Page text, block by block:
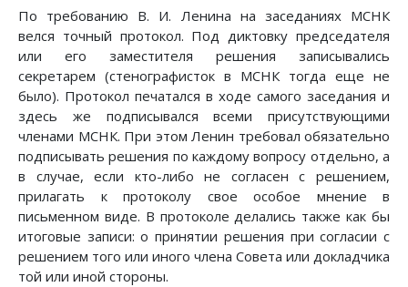
По требованию В. И. Ленина на заседаниях МСНК
велся точный протокол. Под диктовку председателя
или его заместителя решения записывались
секретарем (стенографисток в МСНК тогда еще не
было). Протокол печатался в ходе самого заседания и
здесь же подписывался всеми присутствующими
членами МСНК. При этом Ленин требовал обязательно
подписывать решения по каждому вопросу отдельно, а
в случае, если кто-либо не согласен с решением,
прилагать к протоколу свое особое мнение в
письменном виде. В протоколе делались также как бы
итоговые записи: о принятии решения при согласии с
решением того или иного члена Совета или докладчика
той или иной стороны.